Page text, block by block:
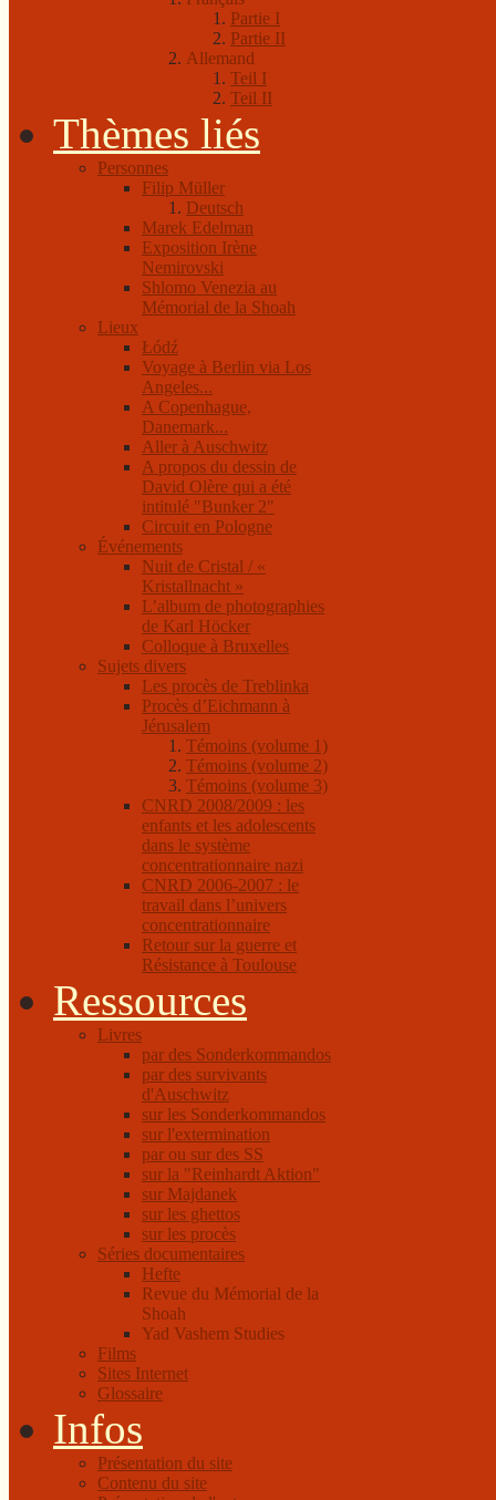
Partie I
Partie II
Allemand
Teil I
Teil II
Thèmes liés
Personnes
Filip Müller
Deutsch
Marek Edelman
Exposition Irène
Nemirovski
Shlomo Venezia au
Mémorial de la Shoah
Lieux
Łódź
Voyage à Berlin via Los
Angeles...
A Copenhague,
Danemark...
Aller à Auschwitz
A propos du dessin de
David Olère qui a été
intitulé "Bunker 2"
Circuit en Pologne
Événements
Nuit de Cristal / «
Kristallnacht »
L’album de photographies
de Karl Höcker
Colloque à Bruxelles
Sujets divers
Les procès de Treblinka
Procès d’Eichmann à
Jérusalem
Témoins (volume 1)
Témoins (volume 2)
Témoins (volume 3)
CNRD 2008/2009 : les
enfants et les adolescents
dans le système
concentrationnaire nazi
CNRD 2006-2007 : le
travail dans l’univers
concentrationnaire
Retour sur la guerre et
Résistance à Toulouse
Ressources
Livres
par des Sonderkommandos
par des survivants
d'Auschwitz
sur les Sonderkommandos
sur l'extermination
par ou sur des SS
sur la "Reinhardt Aktion"
sur Majdanek
sur les ghettos
sur les procès
Séries documentaires
Hefte
Revue du Mémorial de la
Shoah
Yad Vashem Studies
Films
Sites Internet
Glossaire
Infos
Présentation du site
Contenu du site